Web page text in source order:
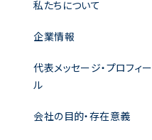
私たちについて
企業情報
代表メッセージ・プロフィー
ル
会社の目的・存在意義